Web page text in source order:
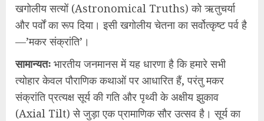
खगोलीय सत्यों (Astronomical Truths) को ऋतुचर्या
और पर्वों का रूप दिया। इसी खगोलीय चेतना का सर्वोत्कृष्ट पर्व है
—’मकर संक्रांति’।
​सामान्यतः भारतीय जनमानस में यह धारणा है कि हमारे सभी
त्योहार केवल पौराणिक कथाओं पर आधारित हैं, परंतु मकर
संक्रांति प्रत्यक्ष सूर्य की गति और पृथ्वी के अक्षीय झुकाव
(Axial Tilt) से जुड़ा एक प्रामाणिक सौर उत्सव है। सूर्य का